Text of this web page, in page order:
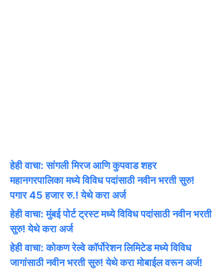
हेही वाचा: सांगली मिरज आणि कुपवाड शहर
महानगरपालिका मध्ये विविध पदांसाठी नवीन भरती सुरु!
पगार 45 हजार रु.! येथे करा अर्ज
हेही वाचा: मुंबई पोर्ट ट्रस्ट मध्ये विविध पदांसाठी नवीन भरती
सुरु! येथे करा अर्ज
हेही वाचा: कोकण रेल्वे कॉर्पोरेशन लिमिटेड मध्ये विविध
जागांसाठी नवीन भरती सुरु! येथे करा मोबाईल वरून अर्ज!